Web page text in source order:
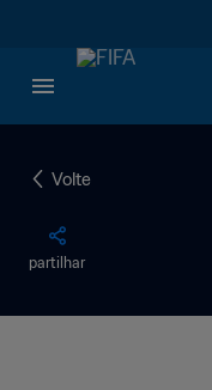
Volte
partilhar